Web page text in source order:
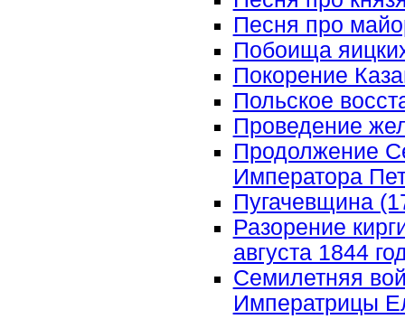
Песня про
Побоища
Покорение
Польское
Проведение
Продолжение
Императора
Пугачевщина
Разорение
августа 1844
Семилетняя
Императрицы